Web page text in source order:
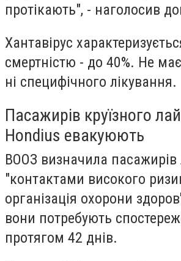
протікають", - наголосив
Хантавірус
смертністю - до 40%. Не
ні специфічного лікування.
Пасажирів круїзного
Hondius евакуюють
ВООЗ визначила пасажирів
"контактами високого
організація охорони
вони потребують
протягом 42 днів.